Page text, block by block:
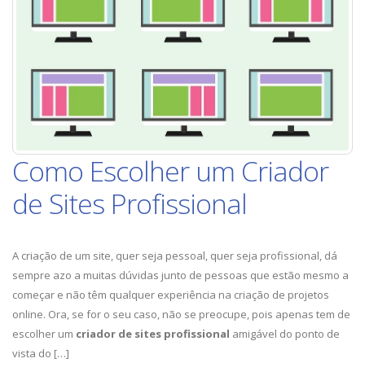
Como Escolher um Criador
de Sites Profissional
A criação de um site, quer seja pessoal, quer seja profissional, dá
sempre azo a muitas dúvidas junto de pessoas que estão mesmo a
começar e não têm qualquer experiência na criação de projetos
online. Ora, se for o seu caso, não se preocupe, pois apenas tem de
escolher um criador de sites profissional amigável do ponto de
vista do […]